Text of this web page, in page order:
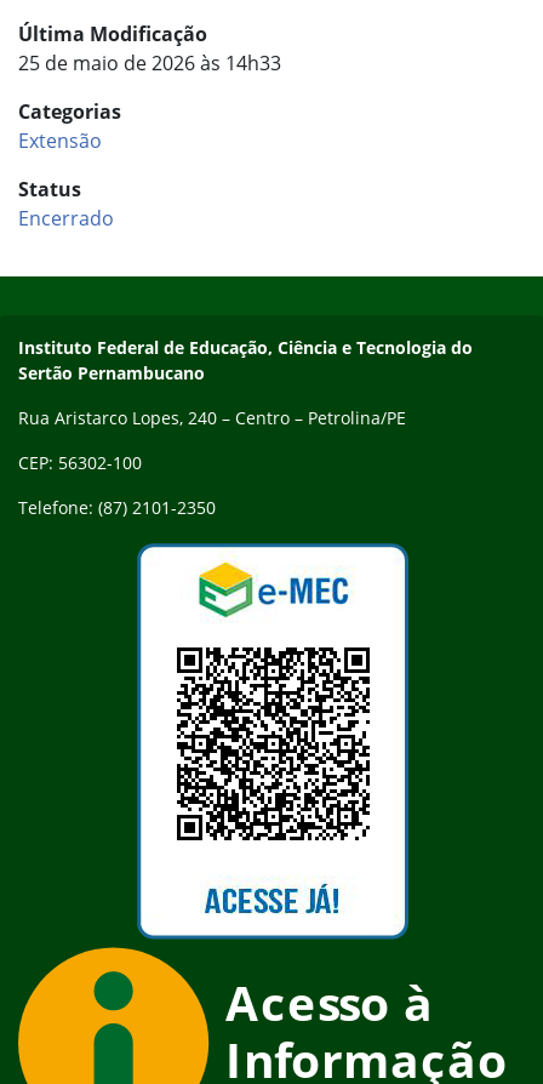
Última Modificação
25 de maio de 2026 às 14h33
Categorias
Extensão
Status
Encerrado
Endereço
Instituto Federal de Educação, Ciência e Tecnologia do
Sertão Pernambucano
Rua Aristarco Lopes, 240 – Centro – Petrolina/PE
CEP: 56302-100
Telefone: (87) 2101-2350